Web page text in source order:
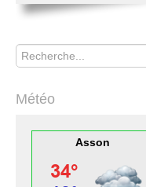
Rechercher
Météo
Asson